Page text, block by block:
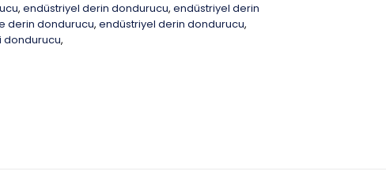
, endüstriyel derin dondurucu, endüstriyel derin
derin dondurucu, endüstriyel derin dondurucu,
dondurucu,